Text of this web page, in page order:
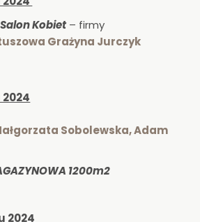
Kobiet– firmy
Grażyna Jurczyk
Sobolewska, Adam
1200m2
2024